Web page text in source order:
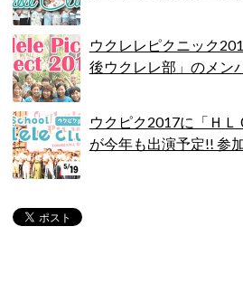
ウクレレピクニック
後ウクレレ部」のメン
ウクピク2017に「ＨＬ
が今年も出演予定!! 参